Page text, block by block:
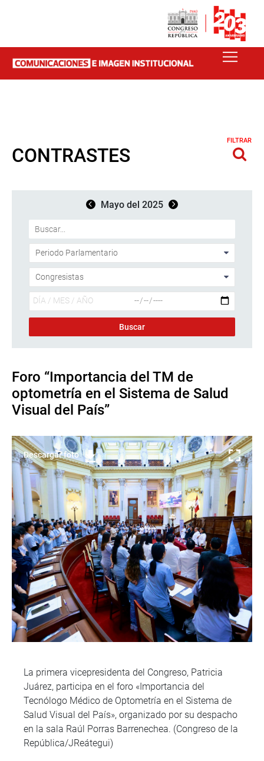
CONTRASTES
FILTRAR
Mayo del 2025
Foro “Importancia del TM de
optometría en el Sistema de Salud
Visual del País”
Descargar foto
La primera vicepresidenta del Congreso, Patricia
Juárez, participa en el foro «Importancia del
Tecnólogo Médico de Optometría en el Sistema de
Salud Visual del País», organizado por su despacho
en la sala Raúl Porras Barrenechea. (Congreso de la
República/JReátegui)